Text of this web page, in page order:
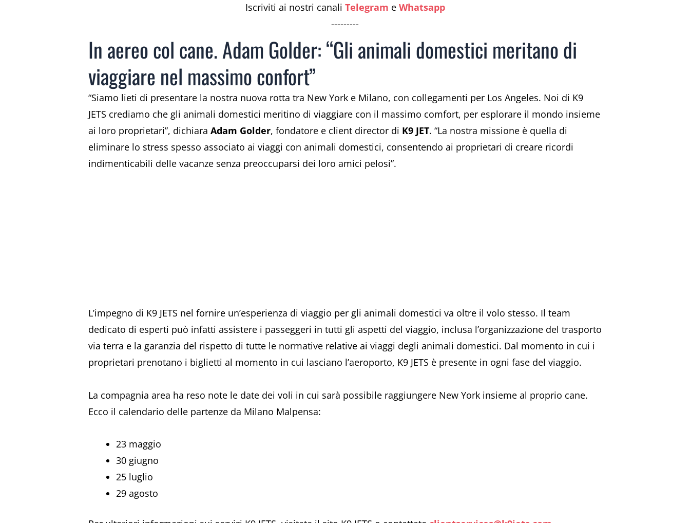
Iscriviti ai nostri canali Telegram e Whatsapp
---------
In aereo col cane. Adam Golder: “Gli animali domestici meritano di
viaggiare nel massimo confort”
“Siamo lieti di presentare la nostra nuova rotta tra New York e Milano, con collegamenti per Los Angeles. Noi di K9
JETS crediamo che gli animali domestici meritino di viaggiare con il massimo comfort, per esplorare il mondo insieme
ai loro proprietari”, dichiara Adam Golder, fondatore e client director di K9 JET. “La nostra missione è quella di
eliminare lo stress spesso associato ai viaggi con animali domestici, consentendo ai proprietari di creare ricordi
indimenticabili delle vacanze senza preoccuparsi dei loro amici pelosi”.
L’impegno di K9 JETS nel fornire un’esperienza di viaggio per gli animali domestici va oltre il volo stesso. Il team
dedicato di esperti può infatti assistere i passeggeri in tutti gli aspetti del viaggio, inclusa l’organizzazione del trasporto
via terra e la garanzia del rispetto di tutte le normative relative ai viaggi degli animali domestici. Dal momento in cui i
proprietari prenotano i biglietti al momento in cui lasciano l’aeroporto, K9 JETS è presente in ogni fase del viaggio.
La compagnia area ha reso note le date dei voli in cui sarà possibile raggiungere New York insieme al proprio cane.
Ecco il calendario delle partenze da Milano Malpensa:
23 maggio
30 giugno
25 luglio
29 agosto